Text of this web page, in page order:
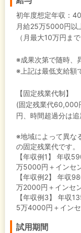
初年度想定年収：
月給25万5000円以
（月最大10万円まで
※成果次第で随時、
※上記は最低支給額
【固定残業代制】
(固定残業代60,000
円、時間超過分は追
※地域によって異な
の固定残業代です。
【年収例1】
年収
万5000円＋インセ
【年収例2】
年収
万2000円＋インセ
【年収例3】
年収
5万4000円＋イン
試用期間